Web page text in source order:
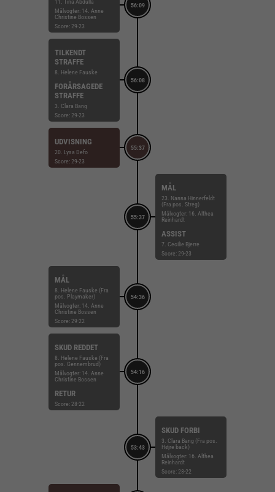
56:09
11. Tina Abdulla
Målvogter: 14. Anne
Christine Bossen
Score: 29-23
56:08
TILKENDT
STRAFFE
8. Helene Fauske
FORÅRSAGEDE
STRAFFE
3. Clara Bang
Score: 29-23
55:37
UDVISNING
20. Lysa Defo
Score: 29-23
55:37
MÅL
23. Nanna Hinnerfeldt
(Fra pos. Streg)
Målvogter: 16. Althea
Reinhardt
ASSIST
7. Cecilie Bjerre
Score: 29-23
54:36
MÅL
8. Helene Fauske (Fra
pos. Playmaker)
Målvogter: 14. Anne
Christine Bossen
Score: 29-22
54:16
SKUD REDDET
8. Helene Fauske (Fra
pos. Gennembrud)
Målvogter: 14. Anne
Christine Bossen
RETUR
Score: 28-22
53:43
SKUD FORBI
3. Clara Bang (Fra pos.
Højre back)
Målvogter: 16. Althea
Reinhardt
Score: 28-22